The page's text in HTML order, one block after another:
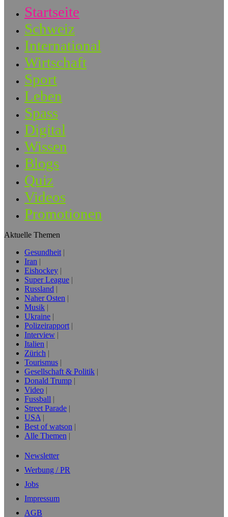
Startseite
Schweiz
International
Wirtschaft
Sport
Leben
Spass
Digital
Wissen
Blogs
Quiz
Videos
Promotionen
Aktuelle Themen
Gesundheit
Iran
Eishockey
Super League
Russland
Naher Osten
Musik
Ukraine
Polizeirapport
Interview
Italien
Zürich
Tourismus
Gesellschaft & Politik
Donald Trump
Video
Fussball
Street Parade
USA
Best of watson
Alle Themen
Newsletter
Werbung / PR
Jobs
Impressum
AGB